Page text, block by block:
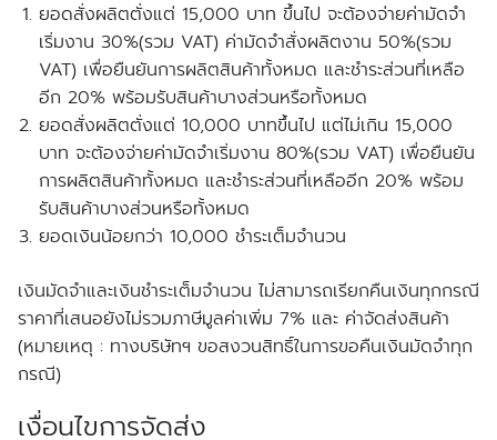
ยอดสั่งผลิตตั่งแต่ 15,000 บาท ขึ้นไป จะต้องจ่ายค่ามัดจำ
เริ่มงาน 30%(รวม VAT) ค่ามัดจำสั่งผลิตงาน 50%(รวม
VAT) เพื่อยืนยันการผลิตสินค้าทั้งหมด และชำระส่วนที่เหลือ
อีก 20% พร้อมรับสินค้าบางส่วนหรือทั้งหมด
ยอดสั่งผลิตตั่งแต่ 10,000 บาทขึ้นไป แต่ไม่เกิน 15,000
บาท จะต้องจ่ายค่ามัดจำเริ่มงาน 80%(รวม VAT) เพื่อยืนยัน
การผลิตสินค้าทั้งหมด และชำระส่วนที่เหลืออีก 20% พร้อม
รับสินค้าบางส่วนหรือทั้งหมด
ยอดเงินน้อยกว่า 10,000 ชำระเต็มจำนวน
เงินมัดจำและเงินชำระเต็มจำนวน ไม่สามารถเรียกคืนเงินทุกกรณี
ราคาที่เสนอยังไม่รวมภาษีมูลค่าเพิ่ม 7% และ ค่าจัดส่งสินค้า
(หมายเหตุ : ทางบริษัทฯ ขอสงวนสิทธิ์ในการขอคืนเงินมัดจำทุก
กรณี)
เงื่อนไขการจัดส่ง